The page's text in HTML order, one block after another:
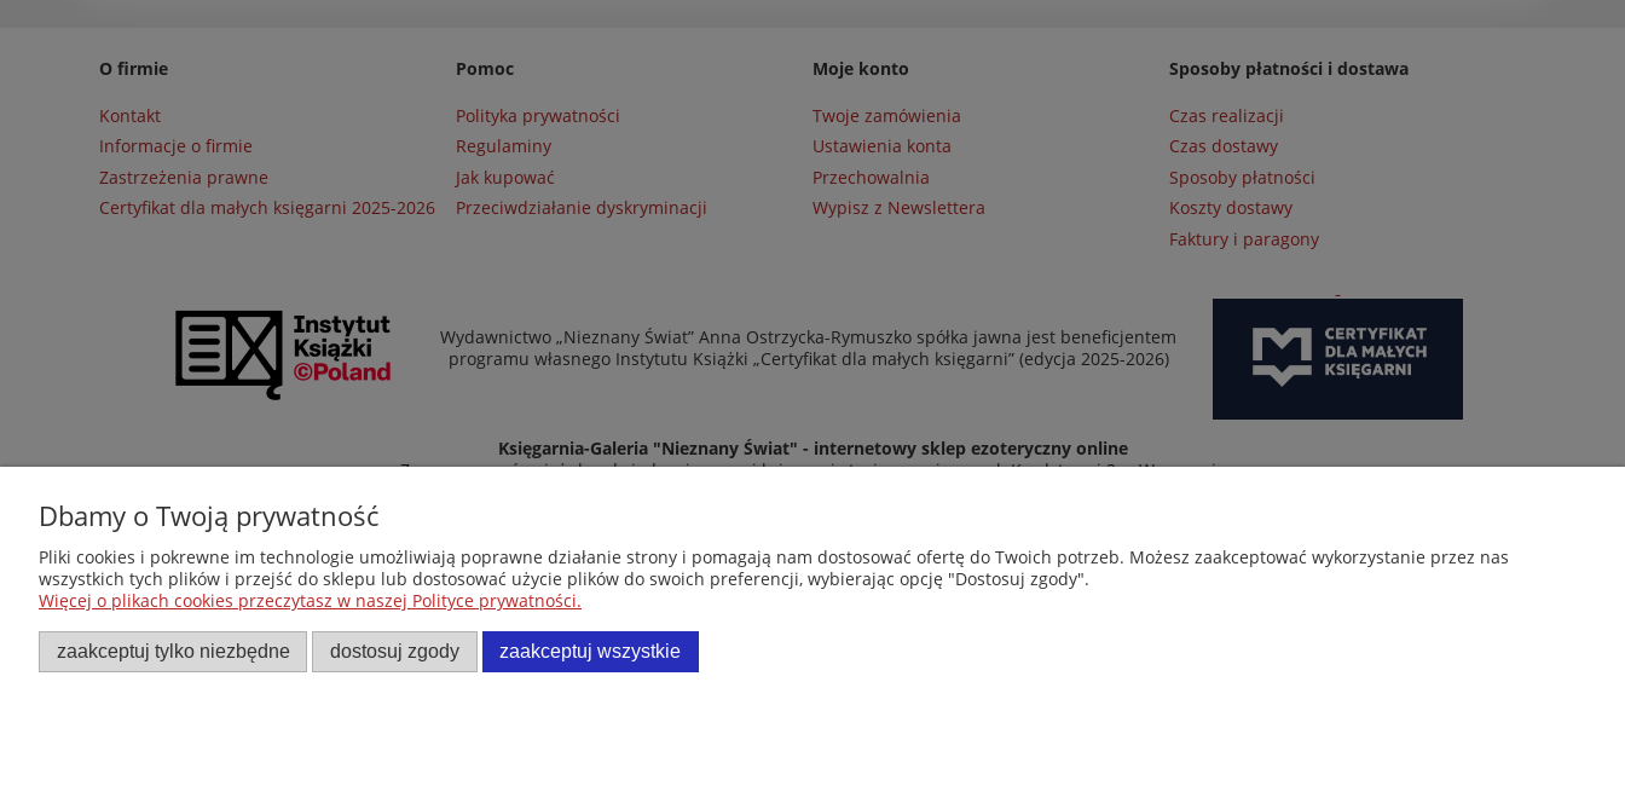
O firmie
Kontakt
Informacje o firmie
Zastrzeżenia prawne
Certyfikat dla małych księgarni 2025-2026
Pomoc
Polityka prywatności
Regulaminy
Jak kupować
Przeciwdziałanie dyskryminacji
Moje konto
Twoje zamówienia
Ustawienia konta
Przechowalnia
Wypisz z Newslettera
Sposoby płatności i dostawa
Czas realizacji
Czas dostawy
Sposoby płatności
Koszty dostawy
Faktury i paragony
Wydawnictwo „Nieznany Świat” Anna Ostrzycka-Rymuszko spółka jawna jest beneficjentem
programu własnego Instytutu Książki „Certyfikat dla małych księgarni” (edycja 2025-2026)
Księgarnia-Galeria "Nieznany Świat" - internetowy sklep ezoteryczny online
Zapraszamy również do odwiedzenia naszej księgarni stacjonarnej przy ul. Kredytowej 2 w Warszawie
Dbamy o Twoją prywatność
Pliki cookies i pokrewne im technologie umożliwiają poprawne działanie strony i pomagają nam dostosować ofertę do Twoich potrzeb. Możesz zaakceptować wykorzystanie przez nas
wszystkich tych plików i przejść do sklepu lub dostosować użycie plików do swoich preferencji, wybierając opcję "Dostosuj zgody".
Więcej o plikach cookies przeczytasz w naszej Polityce prywatności.
zaakceptuj tylko niezbędne dostosuj zgody zaakceptuj wszystkie